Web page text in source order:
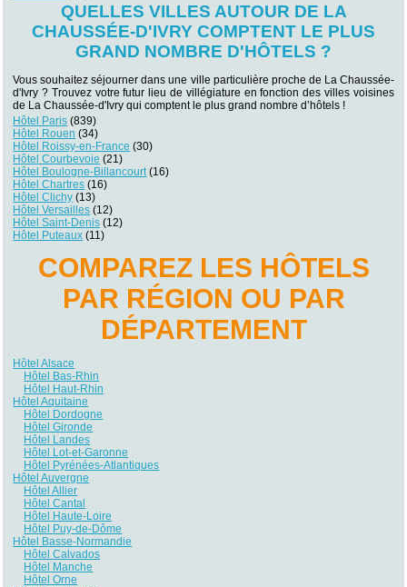
QUELLES VILLES AUTOUR DE LA
CHAUSSÉE-D'IVRY COMPTENT LE PLUS
GRAND NOMBRE D'HÔTELS ?
Vous souhaitez séjourner dans une ville particulière proche de La Chaussée-
d'Ivry ? Trouvez votre futur lieu de villégiature en fonction des villes voisines
de La Chaussée-d'Ivry qui comptent le plus grand nombre d’hôtels !
Hôtel Paris (839)
Hôtel Rouen (34)
Hôtel Roissy-en-France (30)
Hôtel Courbevoie (21)
Hôtel Boulogne-Billancourt(16)
Hôtel Chartres (16)
Hôtel Clichy (13)
Hôtel Versailles (12)
Hôtel Saint-Denis (12)
Hôtel Puteaux (11)
COMPAREZ LES HÔTELS
PAR RÉGION OU PAR
DÉPARTEMENT
Hôtel Alsace
Hôtel Bas-Rhin
Hôtel Haut-Rhin
Hôtel Aquitaine
Hôtel Dordogne
Hôtel Gironde
Hôtel Landes
Hôtel Lot-et-Garonne
Hôtel Pyrénées-Atlantiques
Hôtel Auvergne
Hôtel Allier
Hôtel Cantal
Hôtel Haute-Loire
Hôtel Puy-de-Dôme
Hôtel Basse-Normandie
Hôtel Calvados
Hôtel Manche
Hôtel Orne